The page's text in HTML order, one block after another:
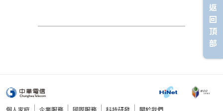
返
回
頂
部